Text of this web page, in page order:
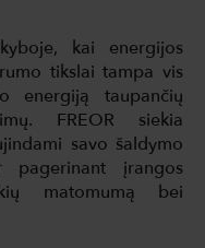
kai energijos
tikslai tampa vis
energiją taupančių
FREOR siekia
savo šaldymo
pagerinant įrangos
matomumą bei